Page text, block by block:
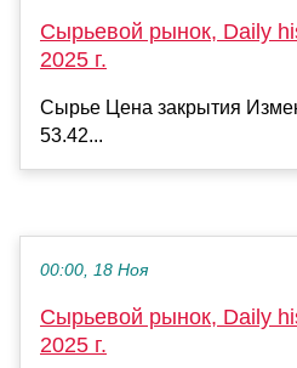
Сырьевой рынок, Daily
2025 г.
Сырье Цена закрытия
53.42...
00:00, 18 Ноя
Сырьевой рынок, Daily
2025 г.